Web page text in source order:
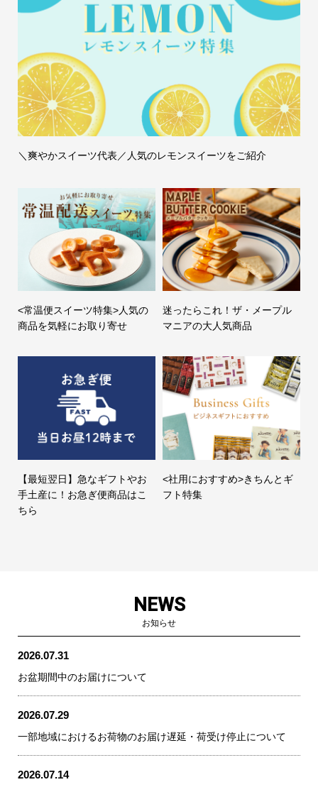
＼爽やかスイーツ代表／人気のレモンスイーツをご紹介
<常温便スイーツ特集>人気の
商品を気軽にお取り寄せ
迷ったらこれ！ザ・メープル
マニアの大人気商品
【最短翌日】急なギフトやお
手土産に！お急ぎ便商品はこ
ちら
<社用におすすめ>きちんとギ
フト特集
NEWS
お知らせ
2026.07.31
お盆期間中のお届けについて
2026.07.29
一部地域におけるお荷物のお届け遅延・荷受け停止について
2026.07.14